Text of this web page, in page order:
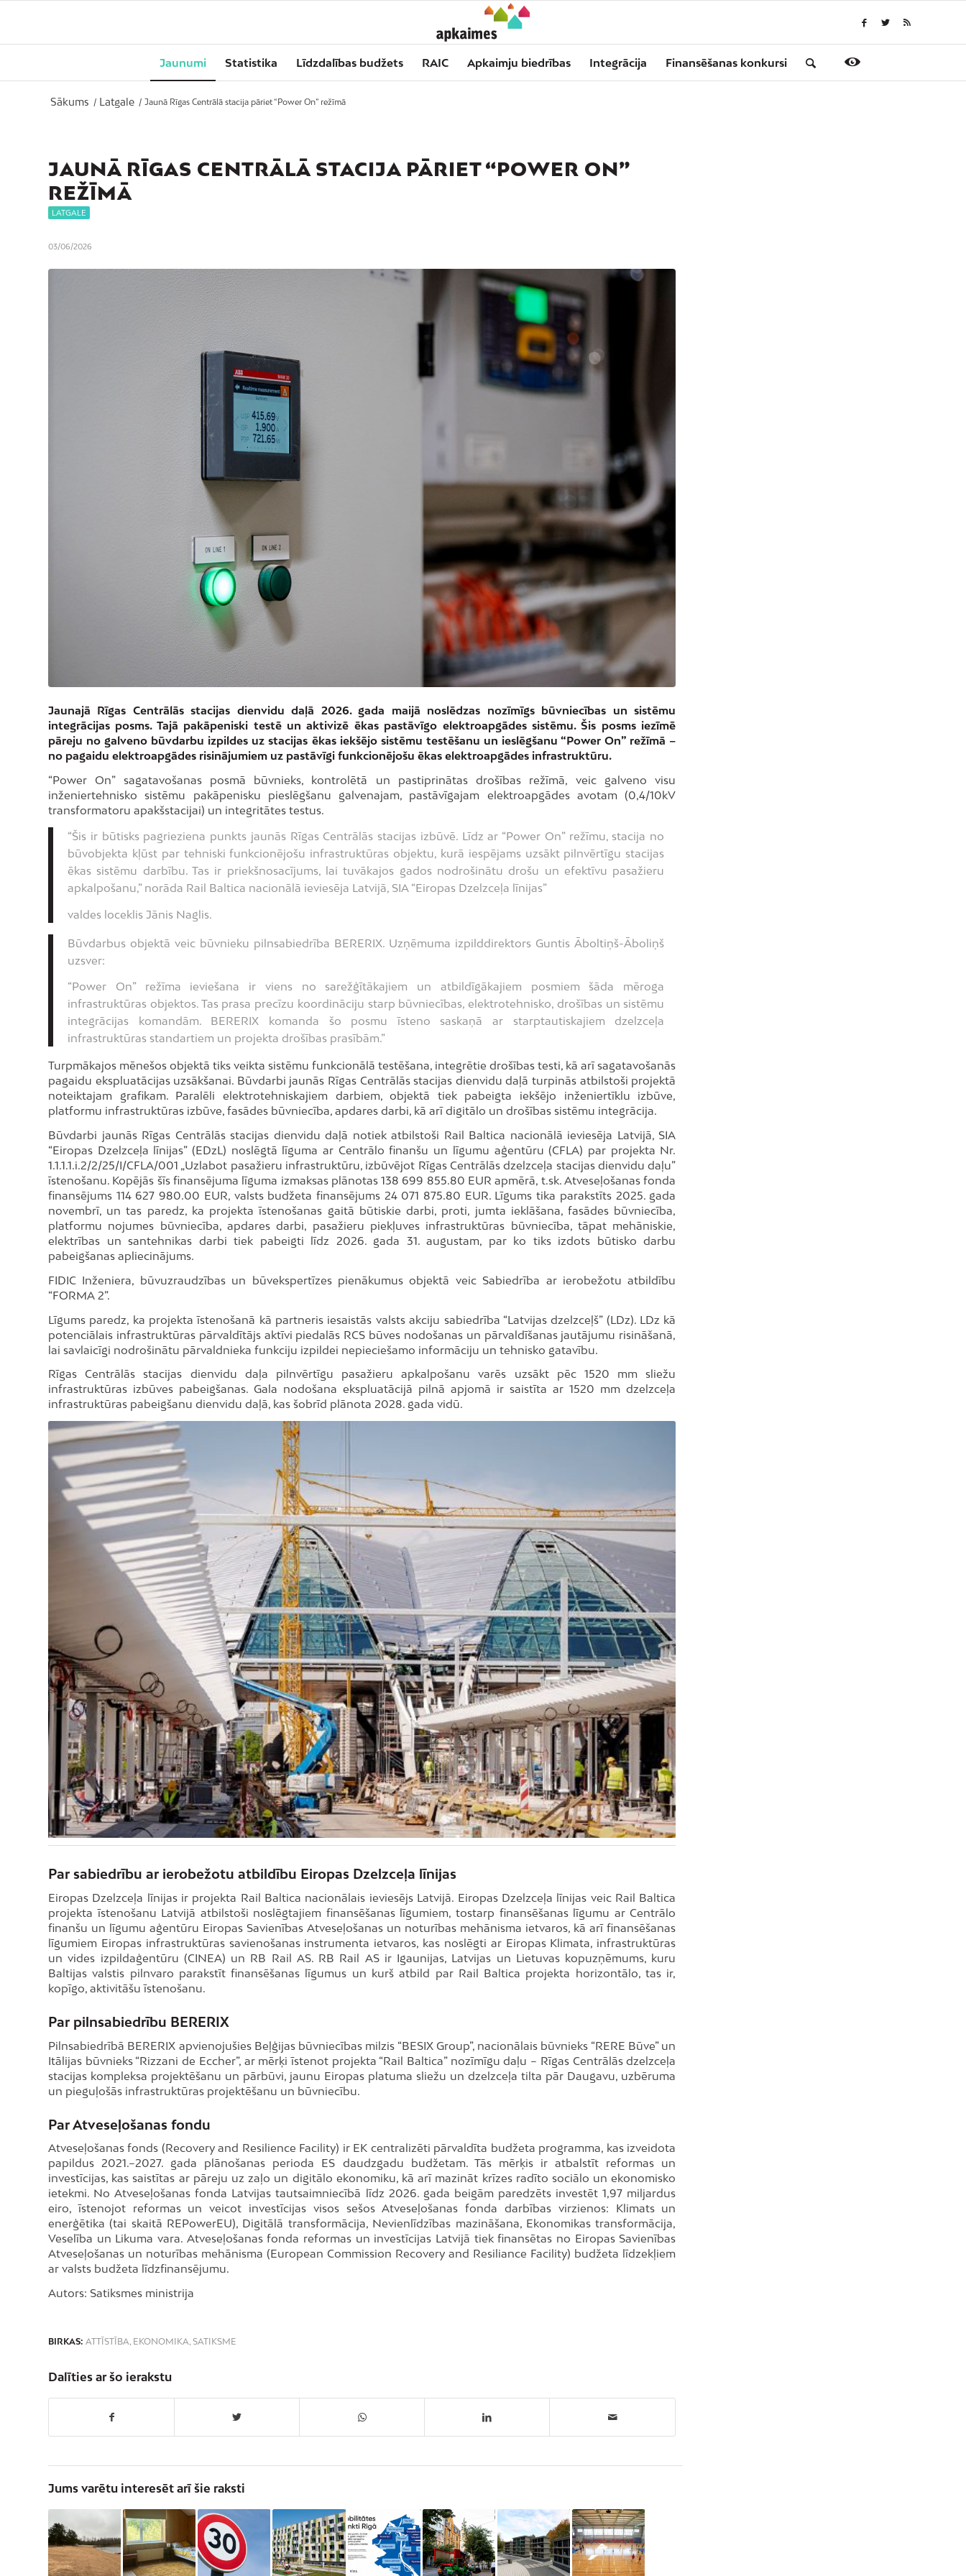
Jaunumi Statistika Līdzdalības budžets RAIC Apkaimju biedrības Integrācija Finansēšanas konkursi
Sākums / Latgale / Jaunā Rīgas Centrālā stacija pāriet “Power On” režīmā
JAUNĀ RĪGAS CENTRĀLĀ STACIJA PĀRIET “POWER ON”
REŽĪMĀ
LATGALE
03/06/2026
Jaunajā Rīgas Centrālās stacijas dienvidu daļā 2026. gada maijā noslēdzas nozīmīgs būvniecības un sistēmu
integrācijas posms. Tajā pakāpeniski testē un aktivizē ēkas pastāvīgo elektroapgādes sistēmu. Šis posms iezīmē
pāreju no galveno būvdarbu izpildes uz stacijas ēkas iekšējo sistēmu testēšanu un ieslēgšanu “Power On” režīmā –
no pagaidu elektroapgādes risinājumiem uz pastāvīgi funkcionējošu ēkas elektroapgādes infrastruktūru.
“Power On” sagatavošanas posmā būvnieks, kontrolētā un pastiprinātas drošības režīmā, veic galveno visu
inženiertehnisko sistēmu pakāpenisku pieslēgšanu galvenajam, pastāvīgajam elektroapgādes avotam (0,4/10kV
transformatoru apakšstacijai) un integritātes testus.
“Šis ir būtisks pagrieziena punkts jaunās Rīgas Centrālās stacijas izbūvē. Līdz ar “Power On” režīmu, stacija no
būvobjekta kļūst par tehniski funkcionējošu infrastruktūras objektu, kurā iespējams uzsākt pilnvērtīgu stacijas
ēkas sistēmu darbību. Tas ir priekšnosacījums, lai tuvākajos gados nodrošinātu drošu un efektīvu pasažieru
apkalpošanu,” norāda Rail Baltica nacionālā ieviesēja Latvijā, SIA “Eiropas Dzelzceļa līnijas”
valdes loceklis Jānis Naglis.
Būvdarbus objektā veic būvnieku pilnsabiedrība BERERIX. Uzņēmuma izpilddirektors Guntis Āboltiņš-Āboliņš
uzsver:
“Power On” režīma ieviešana ir viens no sarežģītākajiem un atbildīgākajiem posmiem šāda mēroga
infrastruktūras objektos. Tas prasa precīzu koordināciju starp būvniecības, elektrotehnisko, drošības un sistēmu
integrācijas komandām. BERERIX komanda šo posmu īsteno saskaņā ar starptautiskajiem dzelzceļa
infrastruktūras standartiem un projekta drošības prasībām.”
Turpmākajos mēnešos objektā tiks veikta sistēmu funkcionālā testēšana, integrētie drošības testi, kā arī sagatavošanās
pagaidu ekspluatācijas uzsākšanai. Būvdarbi jaunās Rīgas Centrālās stacijas dienvidu daļā turpinās atbilstoši projektā
noteiktajam grafikam. Paralēli elektrotehniskajiem darbiem, objektā tiek pabeigta iekšējo inženiertīklu izbūve,
platformu infrastruktūras izbūve, fasādes būvniecība, apdares darbi, kā arī digitālo un drošības sistēmu integrācija.
Būvdarbi jaunās Rīgas Centrālās stacijas dienvidu daļā notiek atbilstoši Rail Baltica nacionālā ieviesēja Latvijā, SIA
“Eiropas Dzelzceļa līnijas” (EDzL) noslēgtā līguma ar Centrālo finanšu un līgumu aģentūru (CFLA) par projekta Nr.
1.1.1.1.i.2/2/25/I/CFLA/001 „Uzlabot pasažieru infrastruktūru, izbūvējot Rīgas Centrālās dzelzceļa stacijas dienvidu daļu”
īstenošanu. Kopējās šīs finansējuma līguma izmaksas plānotas 138 699 855.80 EUR apmērā, t.sk. Atveseļošanas fonda
finansējums 114 627 980.00 EUR, valsts budžeta finansējums 24 071 875.80 EUR. Līgums tika parakstīts 2025. gada
novembrī, un tas paredz, ka projekta īstenošanas gaitā būtiskie darbi, proti, jumta ieklāšana, fasādes būvniecība,
platformu nojumes būvniecība, apdares darbi, pasažieru piekļuves infrastruktūras būvniecība, tāpat mehāniskie,
elektrības un santehnikas darbi tiek pabeigti līdz 2026. gada 31. augustam, par ko tiks izdots būtisko darbu
pabeigšanas apliecinājums.
FIDIC Inženiera, būvuzraudzības un būvekspertīzes pienākumus objektā veic Sabiedrība ar ierobežotu atbildību
“FORMA 2”.
Līgums paredz, ka projekta īstenošanā kā partneris iesaistās valsts akciju sabiedrība “Latvijas dzelzceļš” (LDz). LDz kā
potenciālais infrastruktūras pārvaldītājs aktīvi piedalās RCS būves nodošanas un pārvaldīšanas jautājumu risināšanā,
lai savlaicīgi nodrošinātu pārvaldnieka funkciju izpildei nepieciešamo informāciju un tehnisko gatavību.
Rīgas Centrālās stacijas dienvidu daļa pilnvērtīgu pasažieru apkalpošanu varēs uzsākt pēc 1520 mm sliežu
infrastruktūras izbūves pabeigšanas. Gala nodošana ekspluatācijā pilnā apjomā ir saistīta ar 1520 mm dzelzceļa
infrastruktūras pabeigšanu dienvidu daļā, kas šobrīd plānota 2028. gada vidū.
Par sabiedrību ar ierobežotu atbildību Eiropas Dzelzceļa līnijas
Eiropas Dzelzceļa līnijas ir projekta Rail Baltica nacionālais ieviesējs Latvijā. Eiropas Dzelzceļa līnijas veic Rail Baltica
projekta īstenošanu Latvijā atbilstoši noslēgtajiem finansēšanas līgumiem, tostarp finansēšanas līgumu ar Centrālo
finanšu un līgumu aģentūru Eiropas Savienības Atveseļošanas un noturības mehānisma ietvaros, kā arī finansēšanas
līgumiem Eiropas infrastruktūras savienošanas instrumenta ietvaros, kas noslēgti ar Eiropas Klimata, infrastruktūras
un vides izpildaģentūru (CINEA) un RB Rail AS. RB Rail AS ir Igaunijas, Latvijas un Lietuvas kopuzņēmums, kuru
Baltijas valstis pilnvaro parakstīt finansēšanas līgumus un kurš atbild par Rail Baltica projekta horizontālo, tas ir,
kopīgo, aktivitāšu īstenošanu.
Par pilnsabiedrību BERERIX
Pilnsabiedrībā BERERIX apvienojušies Beļģijas būvniecības milzis “BESIX Group”, nacionālais būvnieks “RERE Būve” un
Itālijas būvnieks “Rizzani de Eccher”, ar mērķi īstenot projekta “Rail Baltica” nozīmīgu daļu – Rīgas Centrālās dzelzceļa
stacijas kompleksa projektēšanu un pārbūvi, jaunu Eiropas platuma sliežu un dzelzceļa tilta pār Daugavu, uzbēruma
un pieguļošās infrastruktūras projektēšanu un būvniecību.
Par Atveseļošanas fondu
Atveseļošanas fonds (Recovery and Resilience Facility) ir EK centralizēti pārvaldīta budžeta programma, kas izveidota
papildus 2021.–2027. gada plānošanas perioda ES daudzgadu budžetam. Tās mērķis ir atbalstīt reformas un
investīcijas, kas saistītas ar pāreju uz zaļo un digitālo ekonomiku, kā arī mazināt krīzes radīto sociālo un ekonomisko
ietekmi. No Atveseļošanas fonda Latvijas tautsaimniecībā līdz 2026. gada beigām paredzēts investēt 1,97 miljardus
eiro, īstenojot reformas un veicot investīcijas visos sešos Atveseļošanas fonda darbības virzienos: Klimats un
enerģētika (tai skaitā REPowerEU), Digitālā transformācija, Nevienlīdzības mazināšana, Ekonomikas transformācija,
Veselība un Likuma vara. Atveseļošanas fonda reformas un investīcijas Latvijā tiek finansētas no Eiropas Savienības
Atveseļošanas un noturības mehānisma (European Commission Recovery and Resiliance Facility) budžeta līdzekļiem
ar valsts budžeta līdzfinansējumu.
Autors: Satiksmes ministrija
BIRKAS: ATTĪSTĪBA, EKONOMIKA, SATIKSME
Dalīties ar šo ierakstu
Jums varētu interesēt arī šie raksti